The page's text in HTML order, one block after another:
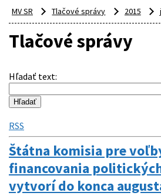
MV SR Tlačové správy 2015
Tlačové správy
Hľadať text:
RSS
Štátna komisia pre
financovania
vytvorí do konca